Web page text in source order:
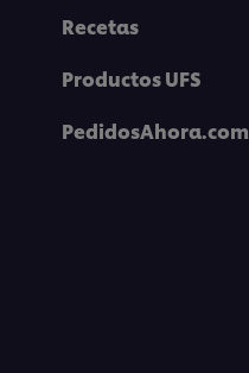
Recetas
Productos UFS
PedidosAhora.com